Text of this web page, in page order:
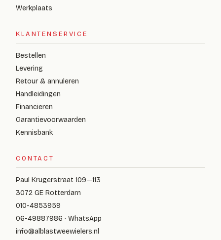
Werkplaats
KLANTENSERVICE
Bestellen
Levering
Retour & annuleren
Handleidingen
Financieren
Garantievoorwaarden
Kennisbank
CONTACT
Paul Krugerstraat 109—113
3072 GE Rotterdam
010-4853959
06-49887986 · WhatsApp
info@alblastweewielers.nl